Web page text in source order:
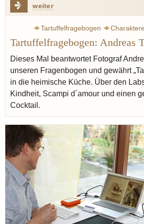
weiter
Tartuffelfragebogen Charaktere
Cocktail
Tartuffelfragebogen: Andreas
Dieses Mal beantwortet Fotograf
unseren Fragenbogen und gewährt
in die heimische Küche. Über den
Kindheit, Scampi d´amour und einen
Cocktail.